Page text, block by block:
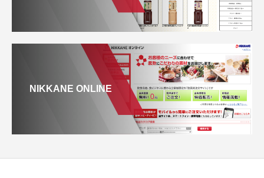
NIKKANE ONLINE